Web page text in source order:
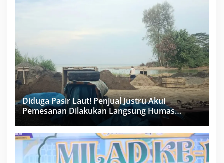
Diduga Pasir Laut! Penjual Justru Akui
Pemesanan Dilakukan Langsung Humas